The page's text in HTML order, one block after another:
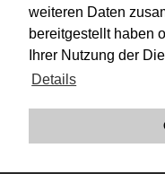
weiteren Daten
bereitgestellt haben
Ihrer Nutzung der
Details